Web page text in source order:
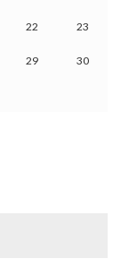
22 23
29 30